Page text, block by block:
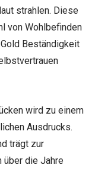
strahlen. Diese
von Wohlbefinden
Beständigkeit
wird zu einem
Ausdrucks.
trägt zur
über die Jahre